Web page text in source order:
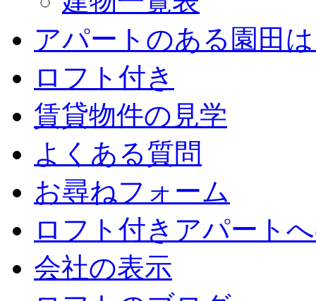
アパートのある園田
ロフト付き
賃貸物件の見学
よくある質問
お尋ねフォーム
ロフト付きアパート
会社の表示